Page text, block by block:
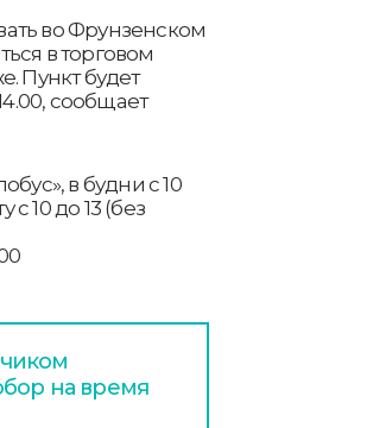
во Фрунзенском
в торговом
Пункт будет
сообщает
в будни с 10
с 10 до 13 (без
на время